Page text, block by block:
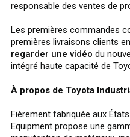
responsable des ventes de
Les premières commandes
premières livraisons clients
regarder une vidéo du
intégré haute capacité de
À propos de Toyota
Fièrement fabriquée aux
Equipment propose une